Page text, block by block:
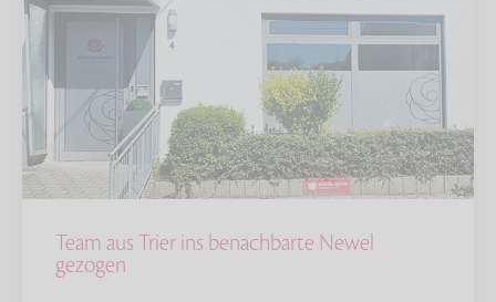
Team aus Trier ins benachbarte Newel
gezogen